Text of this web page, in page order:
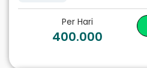
Per Hari
400.000